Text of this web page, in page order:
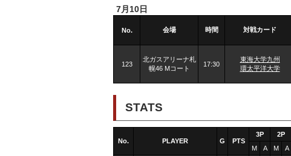
7月10日
No. 会場 時間 対戦カード
123
北ガスアリーナ札
幌46 Mコート
17:30
東海大学九州
環太平洋大学
STATS
No. PLAYER G PTS
3P 2P
M
A M A